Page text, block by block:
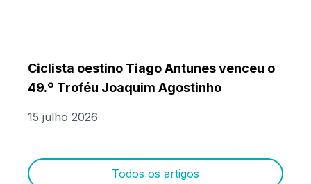
Ciclista oestino Tiago Antunes venceu o
49.º Troféu Joaquim Agostinho
15 julho 2026
Todos os artigos